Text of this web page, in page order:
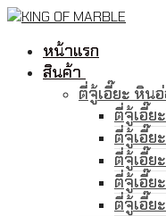
Skip
content
Menu
Close
หน้าแรก
สินค้า
ตี่จู้เอี๊ยะ หิน
ตี่จู้เอี๊ย
ตี่จู้เอี๊ย
ตี่จู้เอี๊ย
ตี่จู้เอี๊ย
ตี่จู้เอี๊ย